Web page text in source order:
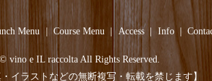
Menu Course Menu Access Info
vino e IL raccolta All Rights Reserved.
イラストなどの無断複写・転載を禁じます】